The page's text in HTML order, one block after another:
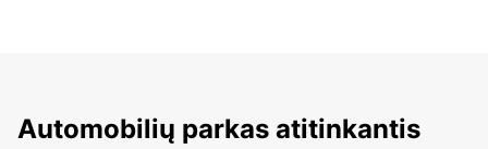
Automobilių parkas atitinkantis